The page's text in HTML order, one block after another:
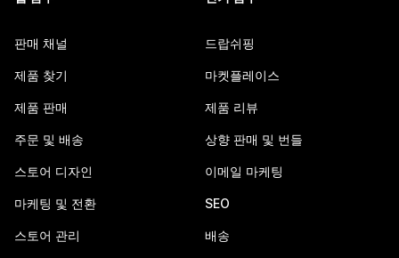
판매 채널
제품 찾기
제품 판매
주문 및 배송
스토어 디자인
마케팅 및 전환
스토어 관리
드랍쉬핑
마켓플레이스
제품 리뷰
상향 판매 및 번들
이메일 마케팅
SEO
배송